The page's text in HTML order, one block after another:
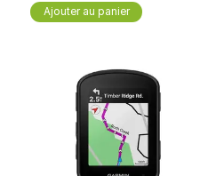
Ajouter au panier